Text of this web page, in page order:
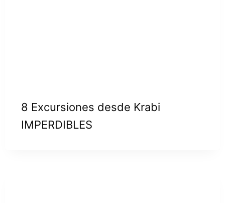
8 Excursiones desde Krabi
IMPERDIBLES